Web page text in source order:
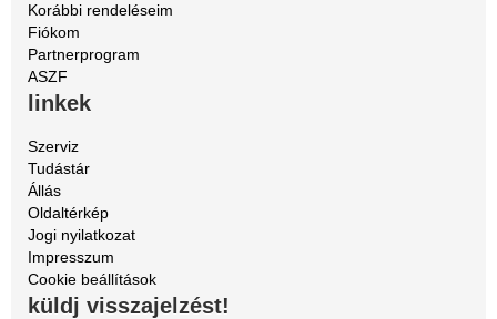
Korábbi rendeléseim
Fiókom
Partnerprogram
ASZF
linkek
Szerviz
Tudástár
Állás
Oldaltérkép
Jogi nyilatkozat
Impresszum
Cookie beállítások
küldj visszajelzést!